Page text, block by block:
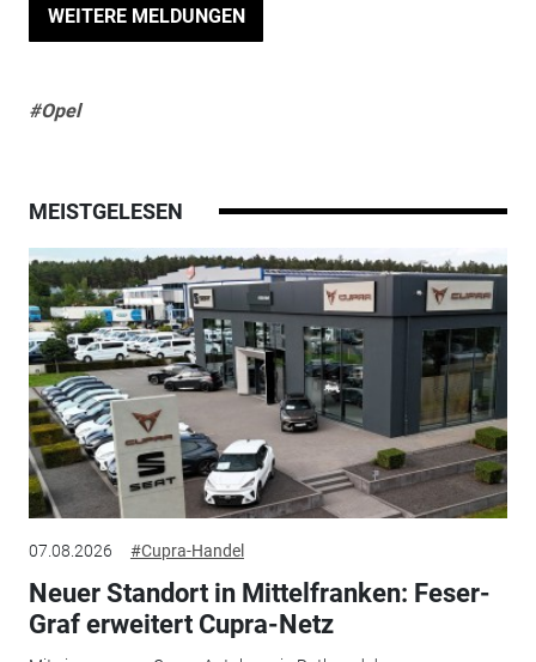
WEITERE MELDUNGEN
#Opel
MEISTGELESEN
07.08.2026 #Cupra-Handel
Neuer Standort in Mittelfranken: Feser-
Graf erweitert Cupra-Netz